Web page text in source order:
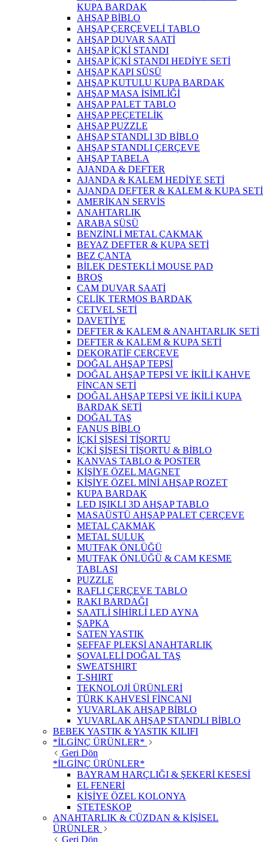
KUPA BARDAK
AHŞAP BİBLO
AHŞAP ÇERÇEVELİ TABLO
AHŞAP DUVAR SAATİ
AHŞAP İÇKİ STANDI
AHŞAP İÇKİ STANDI HEDİYE SETİ
AHŞAP KAPI SÜSÜ
AHŞAP KUTULU KUPA BARDAK
AHŞAP MASA İSİMLİĞİ
AHŞAP PALET TABLO
AHŞAP PEÇETELİK
AHŞAP PUZZLE
AHŞAP STANDLI 3D BİBLO
AHŞAP STANDLI ÇERÇEVE
AHŞAP TABELA
AJANDA & DEFTER
AJANDA & KALEM HEDİYE SETİ
AJANDA DEFTER & KALEM & KUPA SETİ
AMERİKAN SERVİS
ANAHTARLIK
ARABA SÜSÜ
BENZİNLİ METAL ÇAKMAK
BEYAZ DEFTER & KUPA SETİ
BEZ ÇANTA
BİLEK DESTEKLİ MOUSE PAD
BROŞ
CAM DUVAR SAATİ
ÇELİK TERMOS BARDAK
CETVEL SETİ
DAVETİYE
DEFTER & KALEM & ANAHTARLIK SETİ
DEFTER & KALEM & KUPA SETİ
DEKORATİF ÇERÇEVE
DOĞAL AHŞAP TEPSİ
DOĞAL AHŞAP TEPSİ VE İKİLİ KAHVE
FİNCAN SETİ
DOĞAL AHŞAP TEPSİ VE İKİLİ KUPA
BARDAK SETİ
DOĞAL TAŞ
FANUS BİBLO
İÇKİ ŞİŞESİ TİŞORTU
İÇKİ ŞİŞESİ TİŞORTU & BİBLO
KANVAS TABLO & POSTER
KİŞİYE ÖZEL MAGNET
KİŞİYE ÖZEL MİNİ AHŞAP ROZET
KUPA BARDAK
LED IŞIKLI 3D AHŞAP TABLO
MASAÜSTÜ AHŞAP PALET ÇERÇEVE
METAL ÇAKMAK
METAL SULUK
MUTFAK ÖNLÜĞÜ
MUTFAK ÖNLÜĞÜ & CAM KESME
TABLASI
PUZZLE
RAFLI ÇERÇEVE TABLO
RAKI BARDAĞI
SAATLİ SİHİRLİ LED AYNA
ŞAPKA
SATEN YASTIK
ŞEFFAF PLEKSİ ANAHTARLIK
ŞOVALELİ DOĞAL TAŞ
SWEATSHIRT
T-SHIRT
TEKNOLOJİ ÜRÜNLERİ
TÜRK KAHVESİ FİNCANI
YUVARLAK AHŞAP BİBLO
YUVARLAK AHŞAP STANDLI BİBLO
BEBEK YASTIK & YASTIK KILIFI
*İLGİNÇ ÜRÜNLER*
Geri Dön
*İLGİNÇ ÜRÜNLER*
BAYRAM HARÇLIĞI & ŞEKERİ KESESİ
EL FENERİ
KİŞİYE ÖZEL KOLONYA
STETESKOP
ANAHTARLIK & CÜZDAN & KİŞİSEL
ÜRÜNLER
Geri Dön